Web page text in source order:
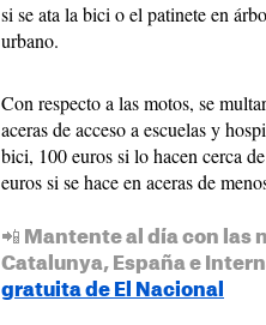
si se ata la bici o el patinete en
urbano.
Con respecto a las motos, se
aceras de acceso a escuelas y
bici, 100 euros si lo hacen cerca
euros si se hace en aceras de
📲 Mantente al día con las
Catalunya, España e
gratuita de El Nacional